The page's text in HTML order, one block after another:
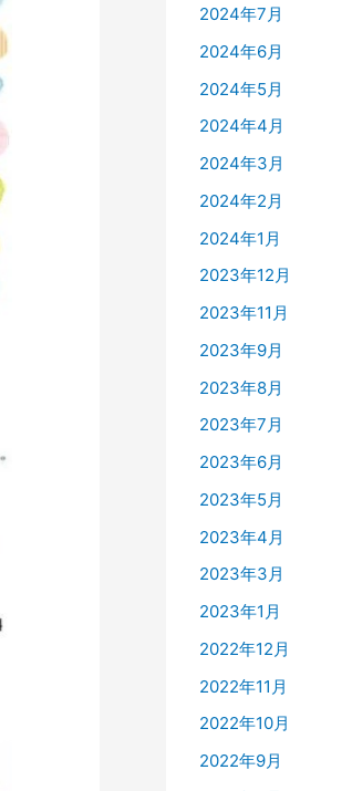
2024年7月
2024年6月
2024年5月
2024年4月
2024年3月
2024年2月
2024年1月
2023年12月
2023年11月
2023年9月
2023年8月
2023年7月
2023年6月
2023年5月
2023年4月
2023年3月
2023年1月
2022年12月
2022年11月
2022年10月
2022年9月